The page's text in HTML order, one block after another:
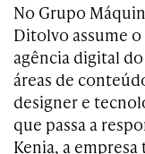
No Grupo
Ditolvo assume
agência digital
áreas de
designer e
que passa a
Kenia, a